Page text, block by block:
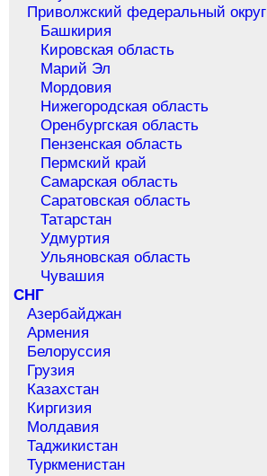
Приволжский федеральный округ
Башкирия
Кировская область
Марий Эл
Мордовия
Нижегородская область
Оренбургская область
Пензенская область
Пермский край
Самарская область
Саратовская область
Татарстан
Удмуртия
Ульяновская область
Чувашия
СНГ
Азербайджан
Армения
Белоруссия
Грузия
Казахстан
Киргизия
Молдавия
Таджикистан
Туркменистан